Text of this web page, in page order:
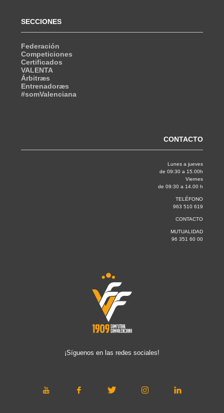
SECCIONES
Federación
Competiciones
Certificados
VALENTA
Árbitræs
Entrenadoræs
#somValenciana
CONTACTO
Lunes a jueves
de 09:30 a 15.00h
Viernes
de 09:30 a 14.00 h
TELÉFONO
963 510 619
CONTACTO
MUTUALIDAD
96 351 60 00
¡Síguenos en las redes sociales!